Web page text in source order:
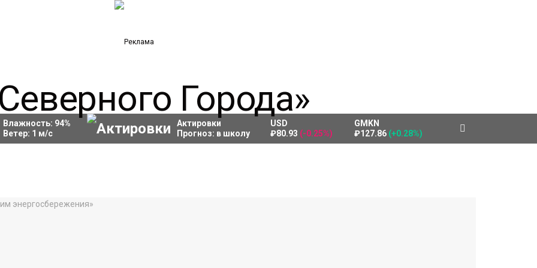
Влажность: 94%
Ветер: 1 м/с
Актировки
Прогноз: в школу
USD
₽80.93 (-0.25%)
GMKN
₽127.86 (+0.28%)